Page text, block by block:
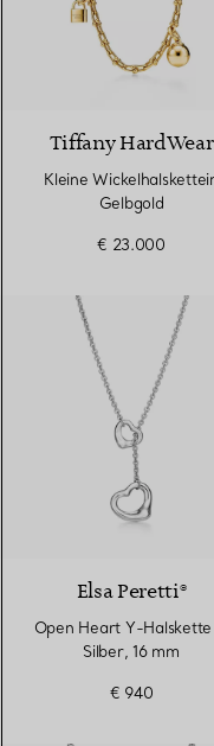
Tiffany HardWear
Kleine
Gelbgold
€ 23.000
Elsa Peretti®
Open Heart Y-Halskette
Silber, 16 mm
€ 940